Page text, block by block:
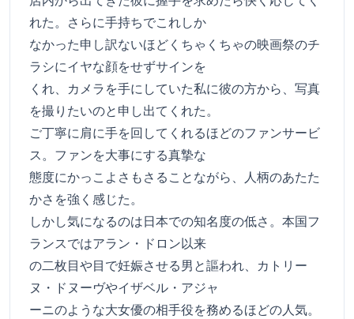
れた。さらに手持ちでこれしか
なかった申し訳ないほどくちゃくちゃの映画祭のチ
ラシにイヤな顔をせずサインを
くれ、カメラを手にしていた私に彼の方から、写真
を撮りたいのと申し出てくれた。
ご丁寧に肩に手を回してくれるほどのファンサービ
ス。ファンを大事にする真摯な
態度にかっこよさもさることながら、人柄のあたた
かさを強く感じた。
しかし気になるのは日本での知名度の低さ。本国フ
ランスではアラン・ドロン以来
の二枚目や目で妊娠させる男と謳われ、カトリー
ヌ・ドヌーヴやイザベル・アジャ
ーニのような大女優の相手役を務めるほどの人気。